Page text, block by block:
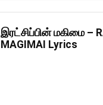
இரட்சிப்பின் மகிமை –
MAGIMAI Lyrics